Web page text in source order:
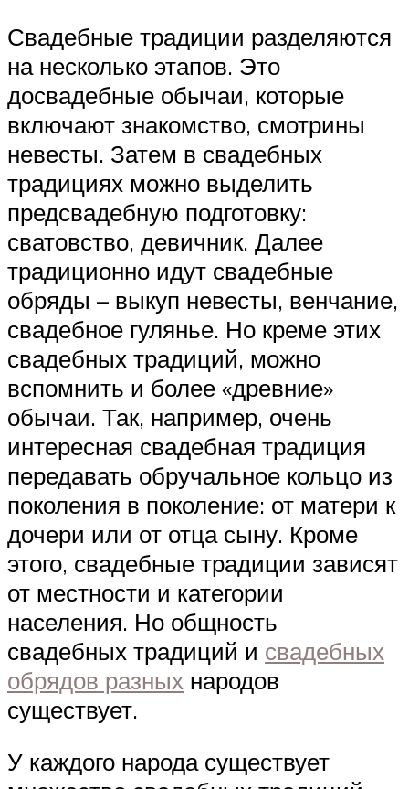
Свадебные традиции разделяются
на несколько этапов. Это
досвадебные обычаи, которые
включают знакомство, смотрины
невесты. Затем в свадебных
традициях можно выделить
предсвадебную подготовку:
сватовство, девичник. Далее
традиционно идут свадебные
обряды – выкуп невесты, венчание,
свадебное гулянье. Но креме этих
свадебных традиций, можно
вспомнить и более «древние»
обычаи. Так, например, очень
интересная свадебная традиция
передавать обручальное кольцо из
поколения в поколение: от матери к
дочери или от отца сыну. Кроме
этого, свадебные традиции зависят
от местности и категории
населения. Но общность
свадебных традиций и свадебных
обрядов разных народов
существует.
У каждого народа существует